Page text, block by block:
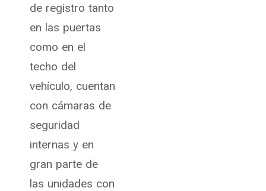
de registro tanto
en las puertas
como en el
techo del
vehículo, cuentan
con cámaras de
seguridad
internas y en
gran parte de
las unidades con